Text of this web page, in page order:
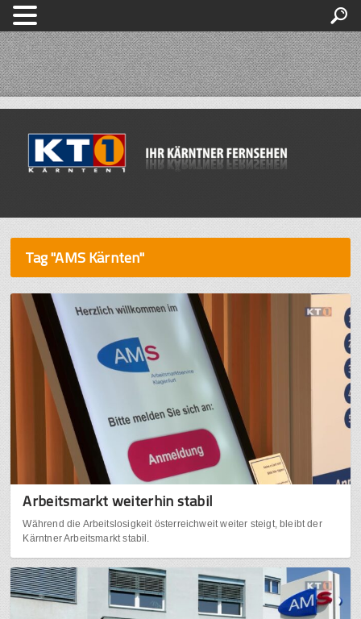
Tag "AMS Kärnten"
Arbeitsmarkt weiterhin stabil
Während die Arbeitslosigkeit österreichweit weiter steigt, bleibt der
Kärntner Arbeitsmarkt stabil.